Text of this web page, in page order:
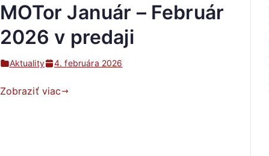
MOTor Január – Február
2026 v predaji
Aktuality 4. februára 2026
Zobraziť viac